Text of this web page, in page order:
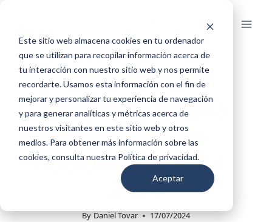
Este sitio web almacena cookies en tu ordenador
que se utilizan para recopilar información acerca de
tu interacción con nuestro sitio web y nos permite
recordarte. Usamos esta información con el fin de
mejorar y personalizar tu experiencia de navegación
y para generar analíticas y métricas acerca de
nuestros visitantes en este sitio web y otros
medios. Para obtener más información sobre las
cookies, consulta nuestra Política de privacidad.
Aceptar
content
NOTICIAS
GL Group estará
presente en
Colombia Moda
2024
By Daniel Tovar 17/07/2024